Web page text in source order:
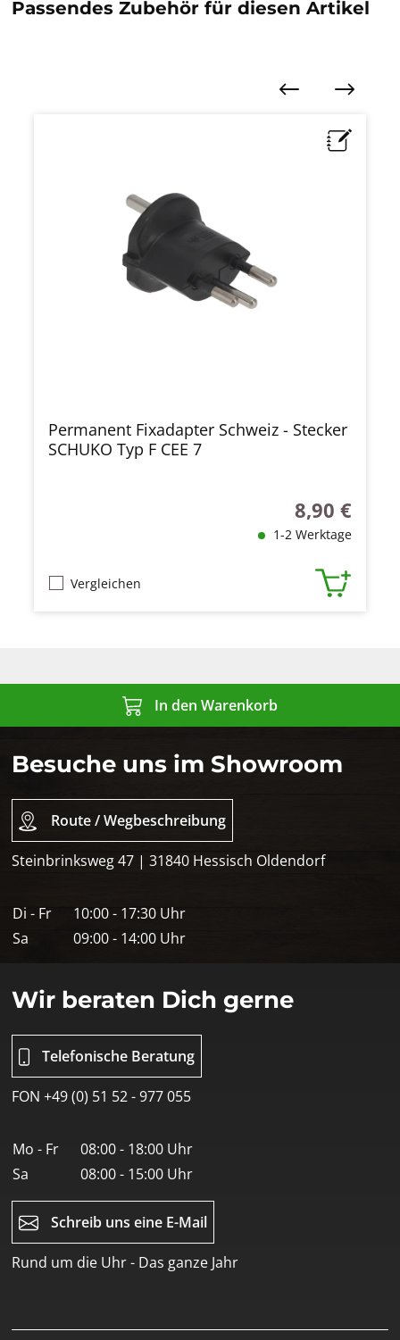
Passendes Zubehör für diesen Artikel
Permanent Fixadapter Schweiz - Stecker
SCHUKO Typ F CEE 7
Regulärer
8,90 €
1-2 Werktage
Vergleichen
In den Warenkorb
Besuche uns im Showroom
Route / Wegbeschreibung
Steinbrinksweg 47 | 31840 Hessisch Oldendorf
Di - Fr
10:00 - 17:30 Uhr
Sa
09:00 - 14:00 Uhr
Wir beraten Dich gerne
Telefonische Beratung
FON +49 (0) 51 52 - 977 055
Mo - Fr
08:00 - 18:00 Uhr
Sa
08:00 - 15:00 Uhr
Schreib uns eine E-Mail
Rund um die Uhr - Das ganze Jahr